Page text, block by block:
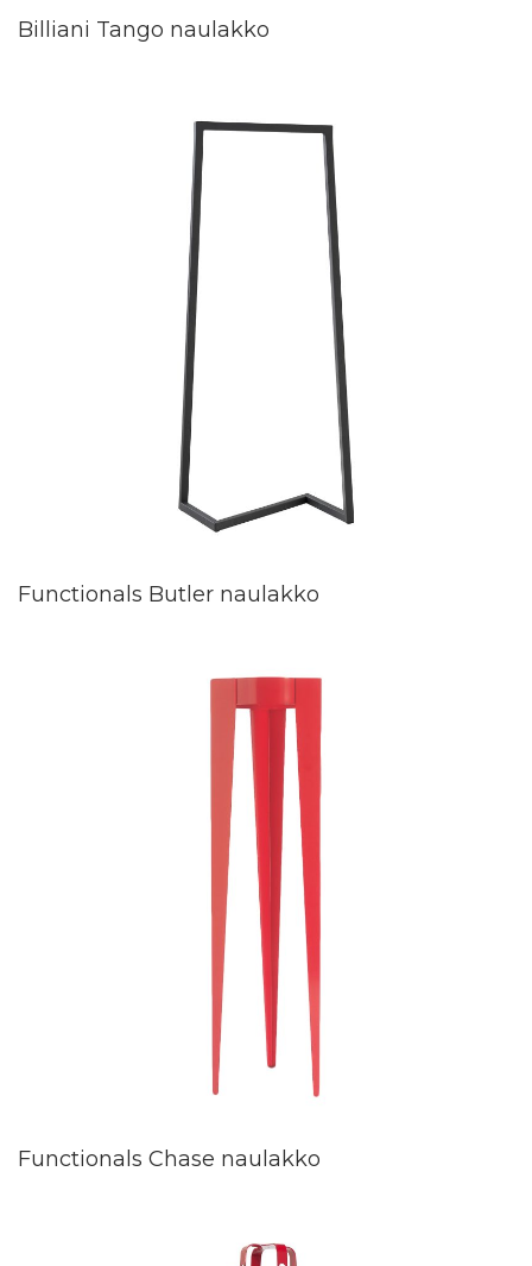
Billiani Tango naulakko
Functionals Butler naulakko
Functionals Chase naulakko